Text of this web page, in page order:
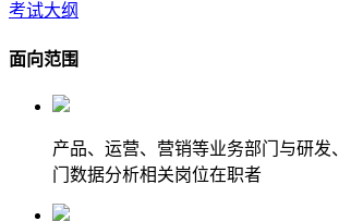
考试大纲
面向范围
产品、运营、营销等业务部门与研发
门数据分析相关岗位在职者